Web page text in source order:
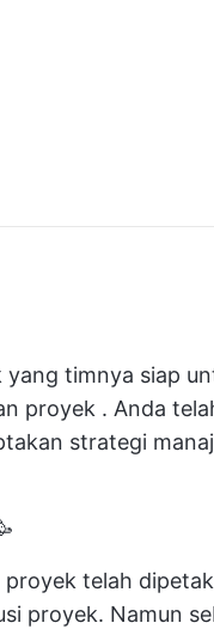
timnya siap
proyek . Anda
strategi
proyek telah
proyek. Namun